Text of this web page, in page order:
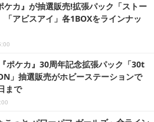
ケカ』が抽選販売!拡張パック「ストー
「アビスアイ」各1BOXをラインナッ
ポケカ』30周年記念拡張パック「30t
」抽選販売がホビーステーションで
まで